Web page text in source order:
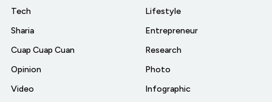
Tech
Sharia
Cuap Cuap Cuan
Opinion
Video
Lifestyle
Entrepreneur
Research
Photo
Infographic